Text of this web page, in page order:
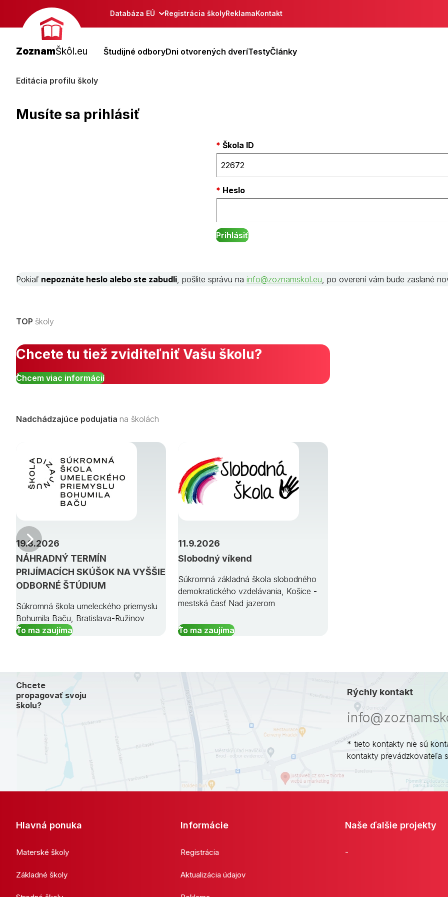
Databáza EÚ Registrácia školyReklamaKontakt
ZoznamŠkôl.eu Študijné odboryDni otvorených dveríTestyČlánky
Editácia profilu školy
Musíte sa prihlásiť
Škola ID
Heslo
Pokiaľ nepoznáte heslo alebo ste zabudli , pošlite správu na info@zoznamskol.eu , po overení vám bude zaslané
TOP školy
Chcete tu tiež zviditeľniť Vašu školu?
Chcem viac informácií
Nadchádzajúce podujatia na školách
NÁHRADNÝ TERMÍN
PRIJÍMACÍCH SKÚŠOK NA VYŠŠIE
ODBORNÉ ŠTÚDIUM
19.8.2026
Súkromná škola umeleckého priemyslu
Bohumila Baču, Bratislava-Ružinov
To ma zaujíma
Slobodný víkend
11.9.2026
Súkromná základná škola slobodného
demokratického vzdelávania, Košice -
mestská časť Nad jazerom
To ma zaujíma
Predchádzajúci
Chcete
propagovať svoju
školu?
Rýchly kontakt
* tieto kontakty nie sú
kontakty prevádzkovateľa
Hlavná ponuka
Materské školy
Základné školy
Informácie
Registrácia
Aktualizácia údajov
Naše ďalšie projekty
-